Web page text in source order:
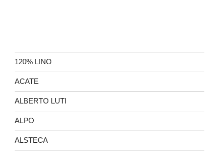
120% LINO
ACATE
ALBERTO LUTI
ALPO
ALSTECA